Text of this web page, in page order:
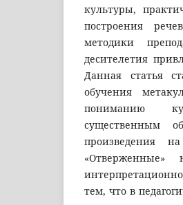
культуры,
построения
методики
десителетия
Данная статья
обучения
пониманию
существенным
произведения
тем, что в